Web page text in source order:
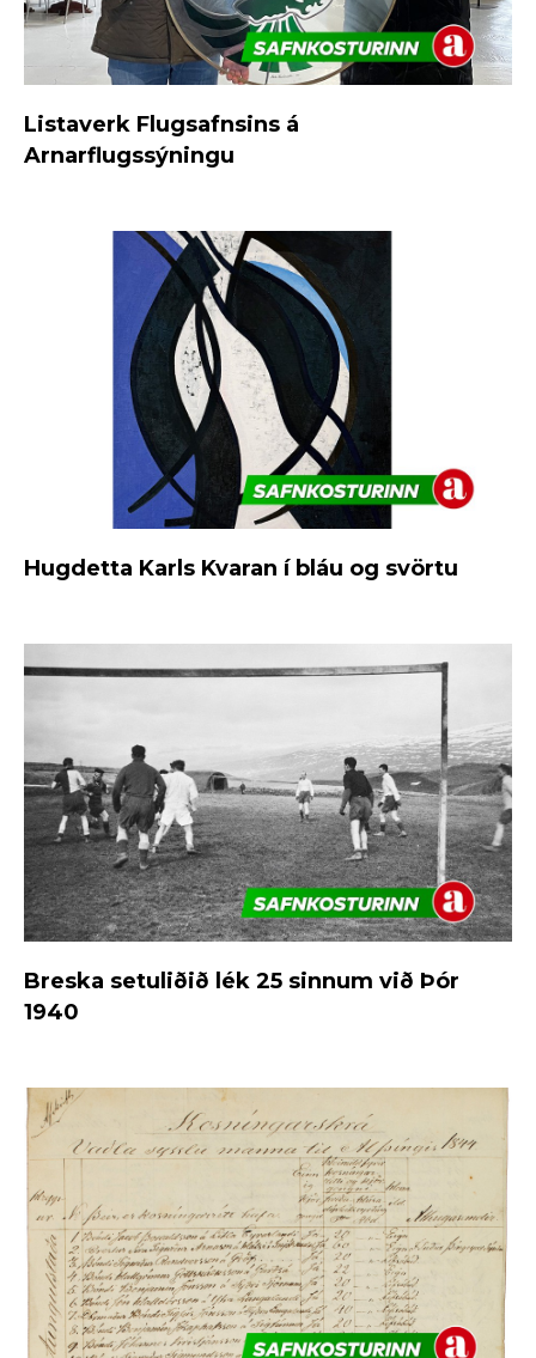
Listaverk Flugsafnsins á
Arnarflugssýningu
Hugdetta Karls Kvaran í bláu og svörtu
Breska setuliðið lék 25 sinnum við Þór
1940